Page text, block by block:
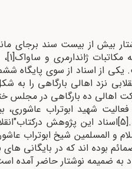
بیش از بیست سند برجای
مکاتبات ژاندارمری و ساواک[1]،
از اسناد از سوی پایگاه
نزد اهالی بارگاهی را
اهالی ده بارگاهی در مجلس
شهید ابوتراب
[5]اسناد این پژوهش
و المسلمین شیخ ابوتراب
بوده اند که در بایگانی
به ضمیمه نوشتار حاضر آمده